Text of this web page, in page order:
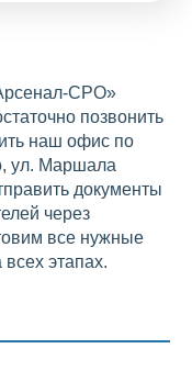
СРО»
позвонить
наш офис по
ул. Маршала
документы
через
все нужные
этапах.